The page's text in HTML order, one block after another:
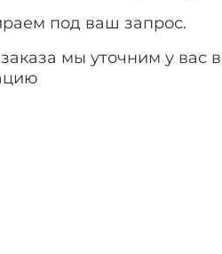
под ваш запрос.
мы уточним у вас